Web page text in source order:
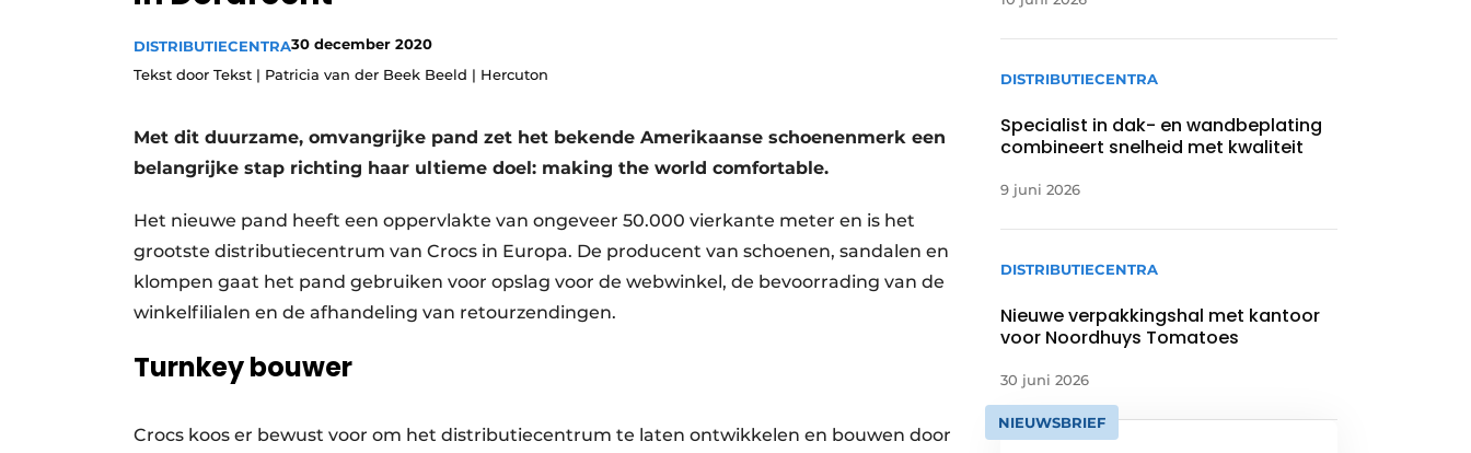
Vacature aanmelden
Vacatures
DISTRIBUTIECENTRA30 december 2020
Tekst door Tekst | Patricia van der Beek Beeld | Hercuton
Met dit duurzame, omvangrijke pand zet het bekende Amerikaanse schoenenmerk een
belangrijke stap richting haar ultieme doel: making the world comfortable.
Het nieuwe pand heeft een oppervlakte van ongeveer 50.000 vierkante meter en is het
grootste distributiecentrum van Crocs in Europa. De producent van schoenen, sandalen en
klompen gaat het pand gebruiken voor opslag voor de webwinkel, de bevoorrading van de
winkelfilialen en de afhandeling van retourzendingen.
Turnkey bouwer
Crocs koos er bewust voor om het distributiecentrum te laten ontwikkelen en bouwen door
DISTRIBUTIECENTRA
Specialist in dak- en wandbeplating
combineert snelheid met kwaliteit
9 juni 2026
DISTRIBUTIECENTRA
Nieuwe verpakkingshal met kantoor
voor Noordhuys Tomatoes
30 juni 2026
NIEUWSBRIEF